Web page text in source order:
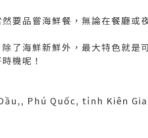
要品嘗海鮮餐，無論在餐廳或
了海鮮新鮮外，最大特色就是
機呢！
Phú Quốc, tỉnh Kiên